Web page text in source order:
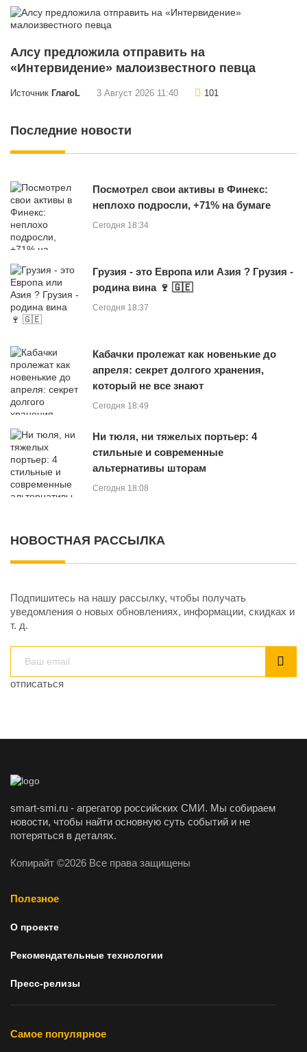
Алсу предложила отправить на
«Интервидение» малоизвестного певца
Источник ГлагоL 3 Август 2026 11:40 101
Последние новости
Посмотрел свои активы в Финекс:
неплохо подросли, +71% на бумаге
Сегодня 18:34
Грузия - это Европа или Азия ? Грузия -
родина вина 🍷 🇬🇪
Сегодня 18:37
Кабачки пролежат как новенькие до
апреля: секрет долгого хранения,
который не все знают
Сегодня 18:49
Ни тюля, ни тяжелых портьер: 4
стильные и современные
альтернативы шторам
Сегодня 18:08
НОВОСТНАЯ РАССЫЛКА
Подпишитесь на нашу рассылку, чтобы получать
уведомления о новых обновлениях, информации, скидках и
т. д.
отписаться
smart-smi.ru - агрегатор российских СМИ. Мы собираем
новости, чтобы найти основную суть событий и не
потеряться в деталях.
Копирайт ©2026 Все права защищены
Полезное
О проекте
Рекомендательные технологии
Пресс-релизы
Самое популярное